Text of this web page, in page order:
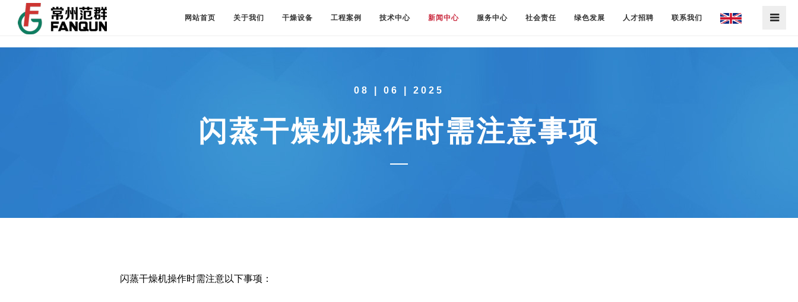
网站首页 关于我们 干燥设备 工程案例 技术中心 新闻中心 服务中心 社会责任 绿色发展 人才招聘 联系我们
08 | 06 | 2025
闪蒸干燥机操作时需注意事项
闪蒸干燥机操作时需注意以下事项：